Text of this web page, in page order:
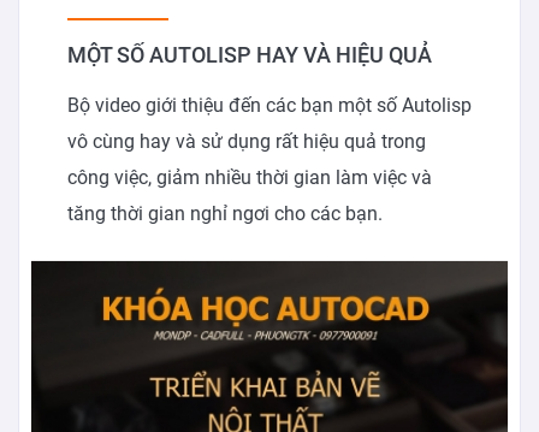
MỘT SỐ AUTOLISP HAY VÀ HIỆU QUẢ
Bộ video giới thiệu đến các bạn một số Autolisp
vô cùng hay và sử dụng rất hiệu quả trong
công việc, giảm nhiều thời gian làm việc và
tăng thời gian nghỉ ngơi cho các bạn.